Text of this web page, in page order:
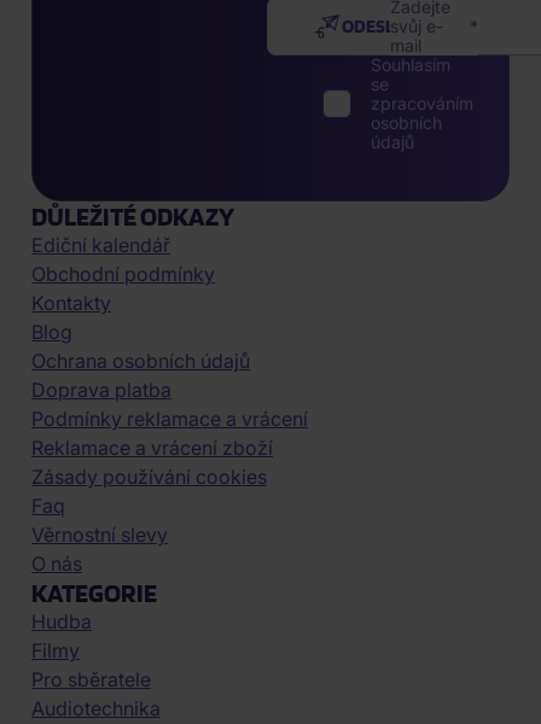
Zadejte
svůj e-
mail
ODESLAT
Souhlasím
se
zpracováním
osobních
údajů
DŮLEŽITÉ ODKAZY
Ediční kalendář
Obchodní podmínky
Kontakty
Blog
Ochrana osobních údajů
Doprava platba
Podmínky reklamace a vrácení
Reklamace a vrácení zboží
Zásady používání cookies
Faq
Věrnostní slevy
O nás
KATEGORIE
Hudba
Filmy
Pro sběratele
Audiotechnika